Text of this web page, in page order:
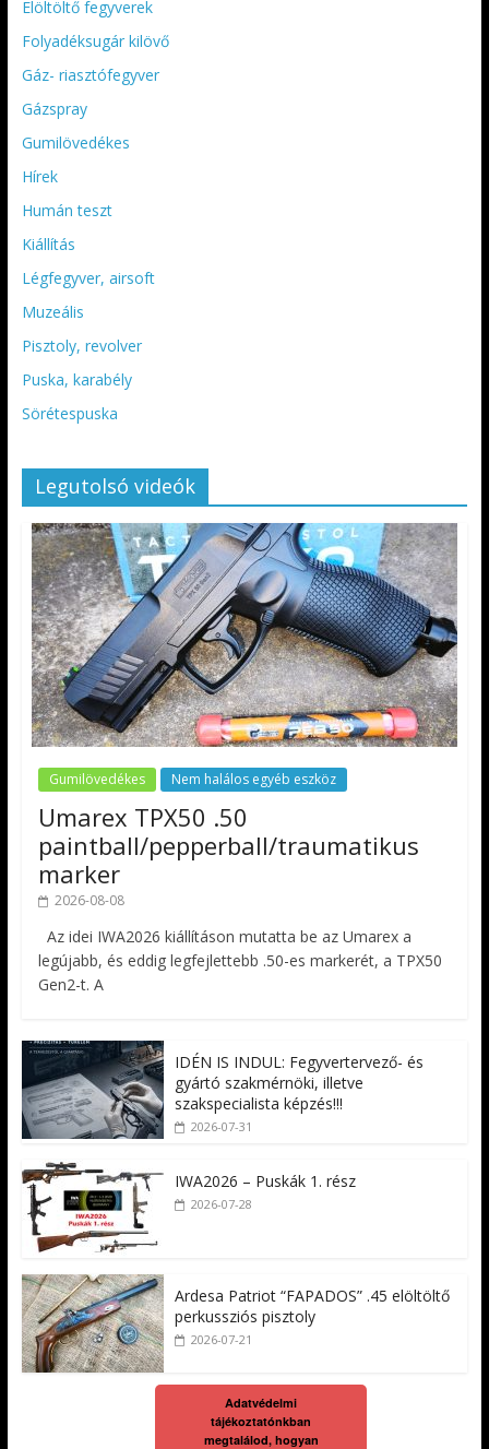
Elöltöltő fegyverek
Folyadéksugár kilövő
Gáz- riasztófegyver
Gázspray
Gumilövedékes
Hírek
Humán teszt
Kiállítás
Légfegyver, airsoft
Muzeális
Pisztoly, revolver
Puska, karabély
Sörétespuska
Legutolsó videók
Gumilövedékes Nem halálos egyéb eszköz
Umarex TPX50 .50
paintball/pepperball/traumatikus
marker
2026-08-08
Az idei IWA2026 kiállításon mutatta be az Umarex a
legújabb, és eddig legfejlettebb .50-es markerét, a TPX50
Gen2-t. A
IDÉN IS INDUL: Fegyvertervező- és
gyártó szakmérnöki, illetve
szakspecialista képzés!!!
2026-07-31
IWA2026 – Puskák 1. rész
2026-07-28
Ardesa Patriot “FAPADOS” .45 elöltöltő
perkussziós pisztoly
2026-07-21
Adatvédelmi
tájékoztatónkban
megtalálod, hogyan